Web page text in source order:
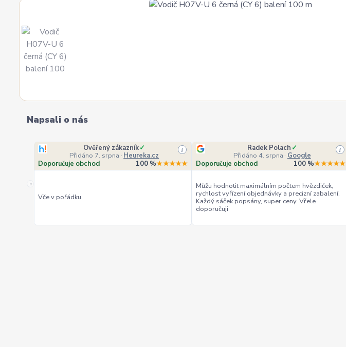
Napsali o nás
«
Ověřený zákazník✓
Přidáno 7. srpna · Heureka.cz
i
Doporučuje obchod 100 %★★★★★
Vče v pořádku.
Radek Polach ✓
Přidáno 4. srpna · Google
i
Doporučuje obchod 100 %★★★★★
Můžu hodnotit maximálním počtem hvězdiček,
rychlost vyřízení objednávky a precizní zabalení.
Každý sáček popsány, super ceny. Vřele
doporučuji